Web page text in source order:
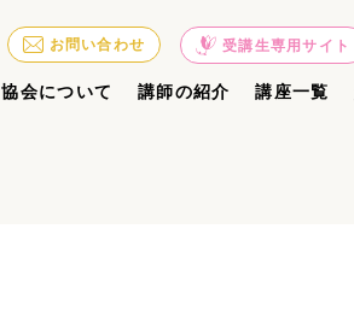
お問い合わせ 受講生専用サイト
協会について 講師の紹介 講座一覧